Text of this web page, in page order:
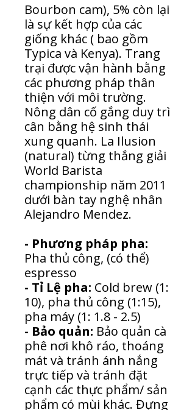
Bourbon cam), 5% còn lại
là sự kết hợp của các
giống khác ( bao gồm
Typica và Kenya). Trang
trại được vận hành bằng
các phương pháp thân
thiện với môi trường.
Nông dân cố gắng duy trì
cân bằng hệ sinh thái
xung quanh. La Ilusion
(natural) từng thắng giải
World Barista
championship năm 2011
dưới bàn tay nghệ nhân
Alejandro Mendez.
- Phương pháp pha:
Pha thủ công, (có thể)
espresso
- Tỉ Lệ pha: Cold brew (1:
10), pha thủ công (1:15),
pha máy (1: 1.8 - 2.5)
- Bảo quản: Bảo quản cà
phê nơi khô ráo, thoáng
mát và tránh ánh nắng
trực tiếp và tránh đặt
cạnh các thực phẩm/ sản
phẩm có mùi khác. Đựng